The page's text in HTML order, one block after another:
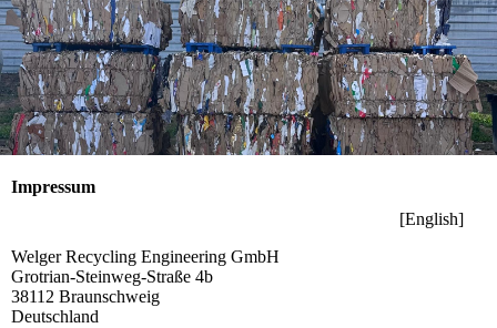
Impressum
[English]
Welger Recycling Engineering GmbH
Grotrian-Steinweg-Straße 4b
38112 Braunschweig
Deutschland